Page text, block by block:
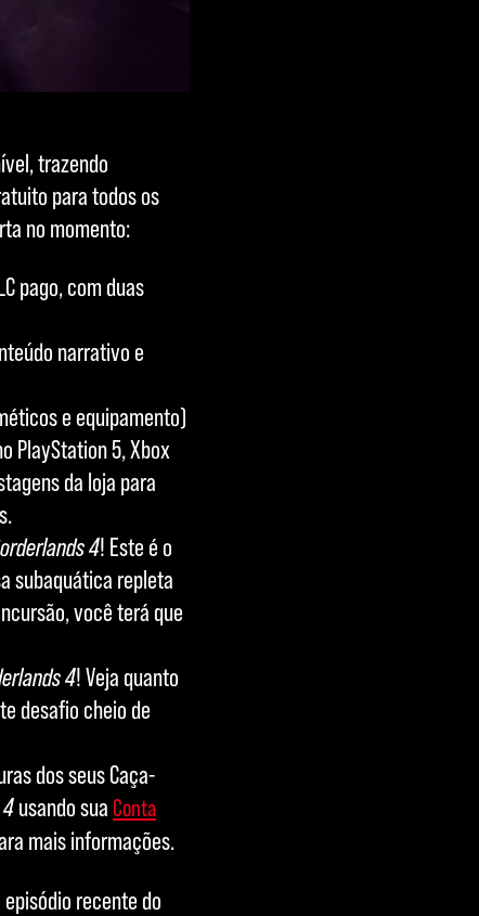
trazendo
para todos os
no momento:
pago, com duas
narrativo e
e equipamento)
PlayStation 5, Xbox
da loja para
4! Este é o
subaquática repleta
você terá que
4! Veja quanto
desafio cheio de
dos seus Caça-
usando sua Conta
mais informações.
recente do